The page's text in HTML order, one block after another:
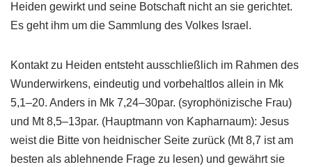
Heiden gewirkt und seine Botschaft nicht an sie gerichtet.
Es geht ihm um die Sammlung des Volkes Israel.
Kontakt zu Heiden entsteht ausschließlich im Rahmen des
Wunderwirkens, eindeutig und vorbehaltlos allein in Mk
5,1–20. Anders in Mk 7,24–30par. (syrophönizische Frau)
und Mt 8,5–13par. (Hauptmann von Kapharnaum): Jesus
weist die Bitte von heidnischer Seite zurück (Mt 8,7 ist am
besten als ablehnende Frage zu lesen) und gewährt sie